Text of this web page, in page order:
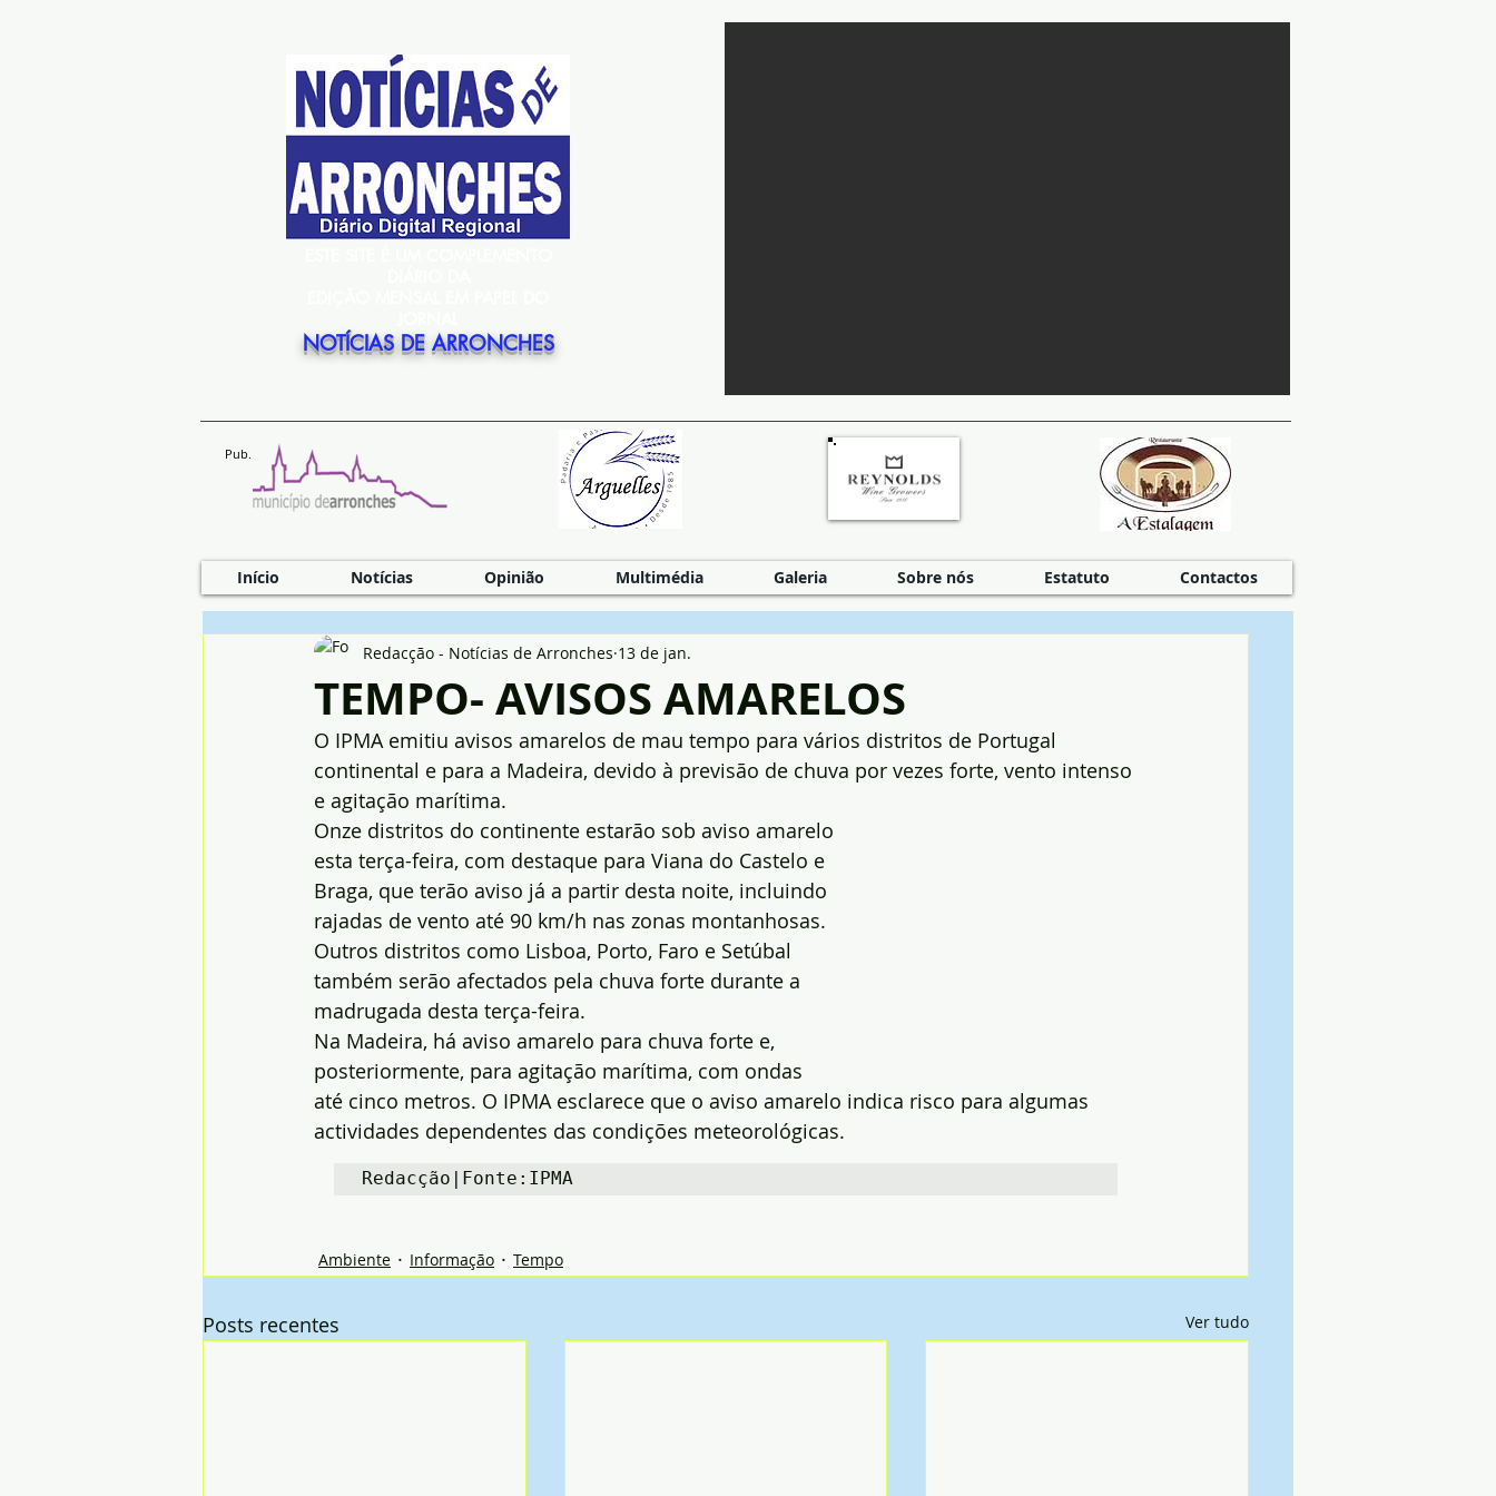
NOTÍCIAS DE ARRONCHES
Pub.
Início Notícias Opinião Multimédia Galeria Sobre nós Estatuto Contactos
TEMPO- AVISOS AMARELOS
Redacção - Notícias de Arronches 13 de jan.
O IPMA emitiu avisos amarelos de mau tempo para vários distritos de Portugal
continental e para a Madeira, devido à previsão de chuva por vezes forte, vento intenso
e agitação marítima.
Onze distritos do continente estarão sob aviso amarelo
esta terça-feira, com destaque para Viana do Castelo e
Braga, que terão aviso já a partir desta noite, incluindo
rajadas de vento até 90 km/h nas zonas montanhosas.
Outros distritos como Lisboa, Porto, Faro e Setúbal
também serão afectados pela chuva forte durante a
madrugada desta terça-feira.
Na Madeira, há aviso amarelo para chuva forte e,
posteriormente, para agitação marítima, com ondas
até cinco metros. O IPMA esclarece que o aviso amarelo indica risco para algumas
actividades dependentes das condições meteorológicas.
Redacção|Fonte:IPMA
Ambiente Informação Tempo
Posts recentes Ver tudo